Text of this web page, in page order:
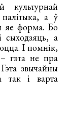
культурнай
а ў
яе форма. Бо
сыходзяць, а
І помнік,
гэта не пра
звычайны
так і варта